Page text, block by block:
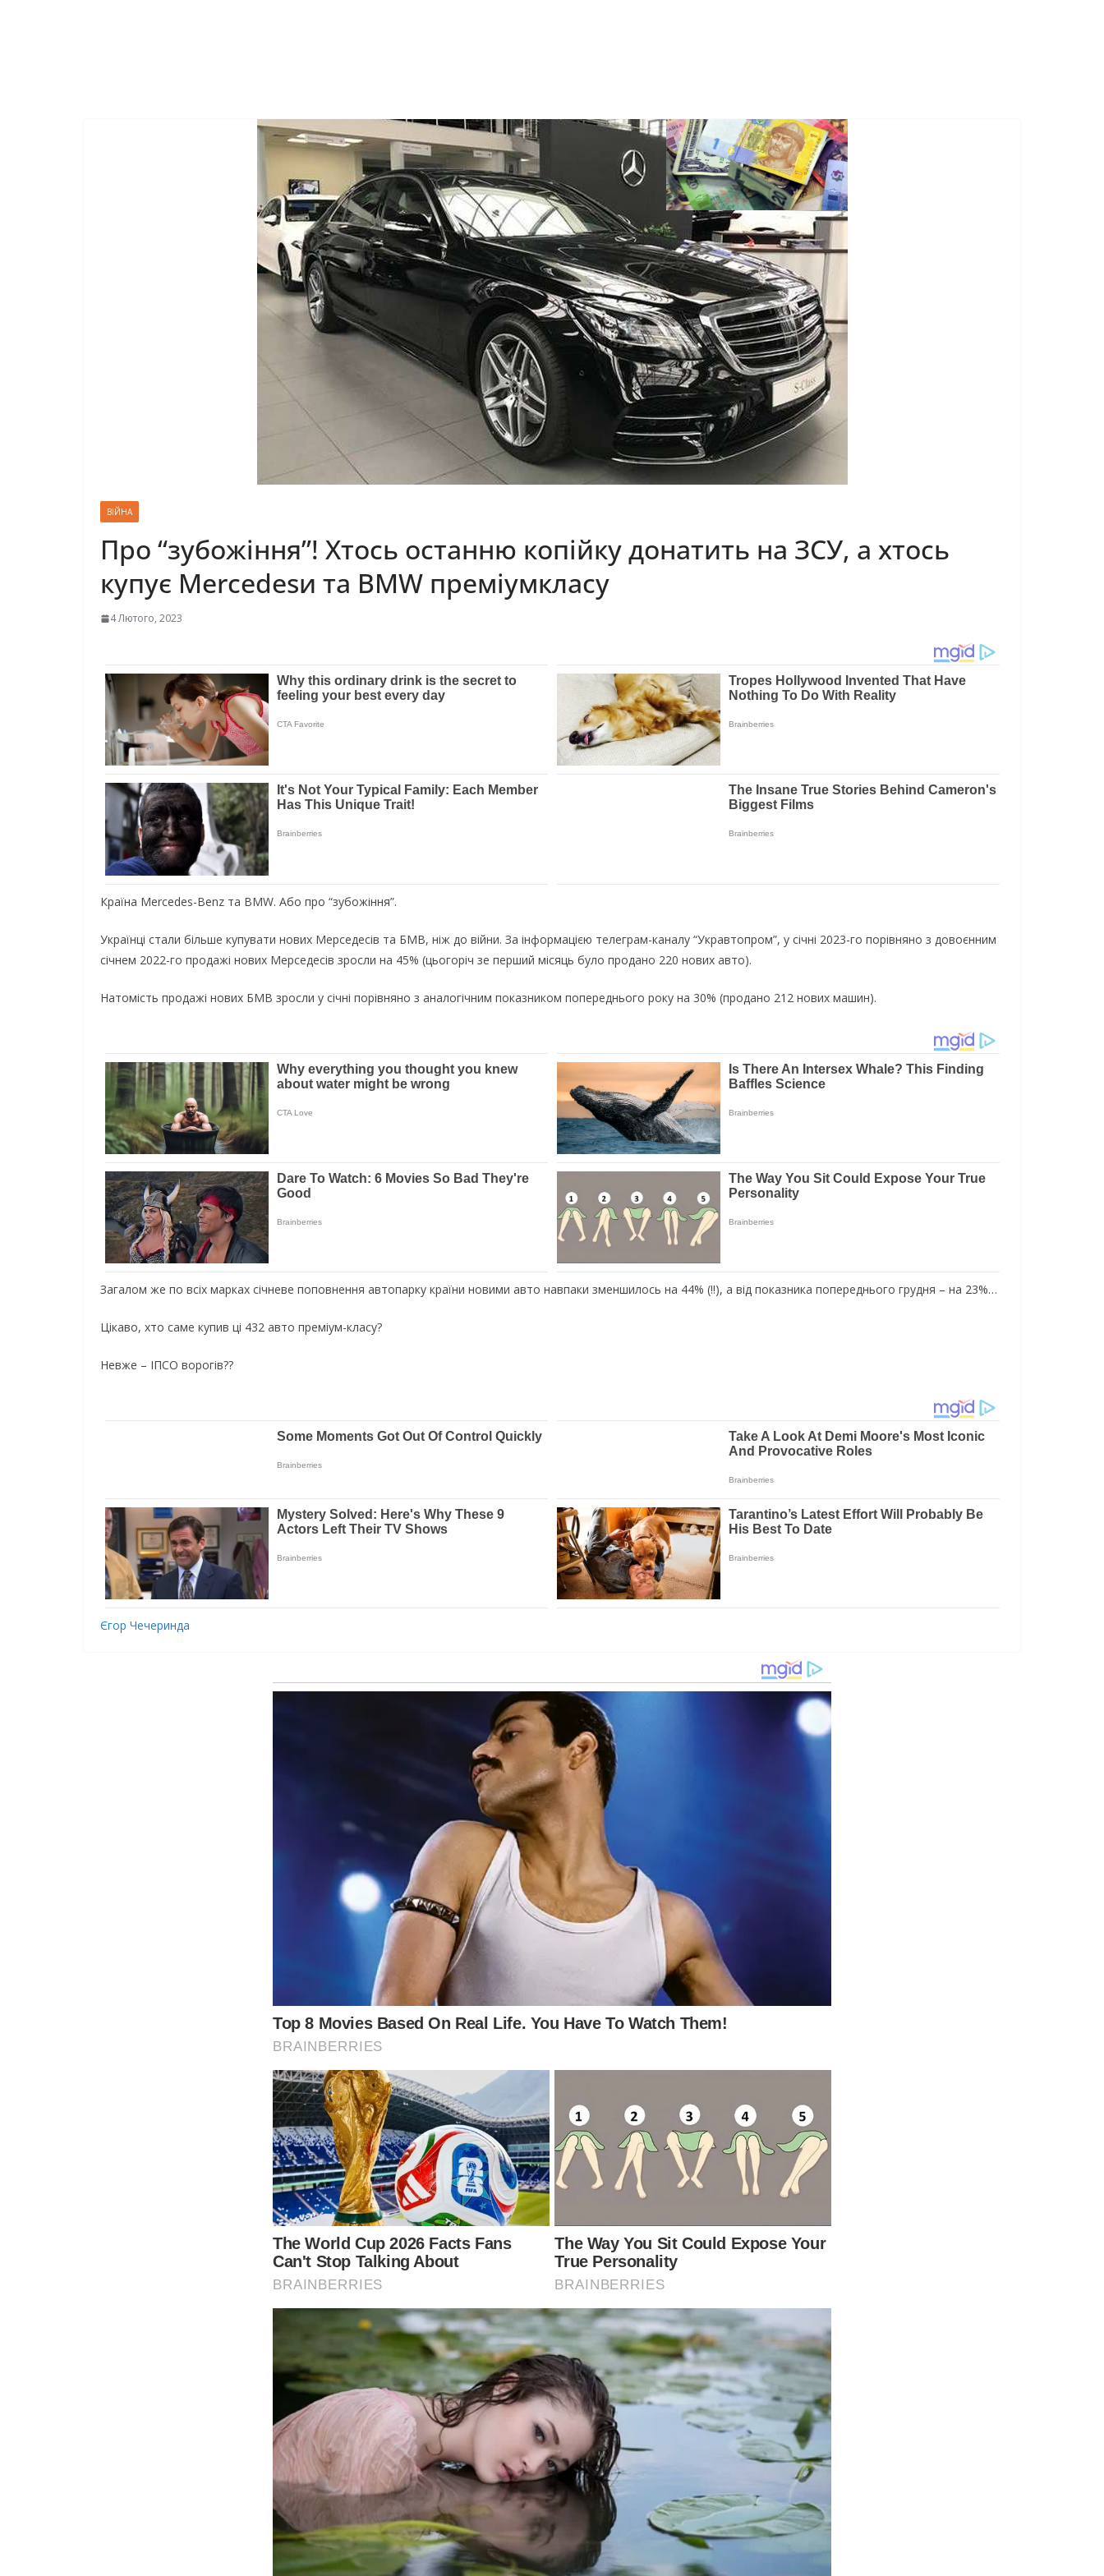
ВІЙНА
Про “зубожіння”! Хтось останню копійку донатить на ЗСУ, а хтось
купує Mercedesи та BMW преміумкласу
4 Лютого, 2023
Країна Mercedes-Benz та BMW. Або про “зубожіння”.
Українці стали більше купувати нових Мерседесів та БМВ, ніж до війни. За інформацією телеграм-каналу “Укравтопром”, у січні 2023-го порівняно з довоєнним
січнем 2022-го продажі нових Мерседесів зросли на 45% (цьогоріч зе перший місяць було продано 220 нових авто).
Натомість продажі нових БМВ зросли у січні порівняно з аналогічним показником попереднього року на 30% (продано 212 нових машин).
Загалом же по всіх марках січневе поповнення автопарку країни новими авто навпаки зменшилось на 44% (!!), а від показника попереднього грудня – на 23%…
Цікаво, хто саме купив ці 432 авто преміум-класу?
Невже – ІПСО ворогів??
Єгор Чечеринда